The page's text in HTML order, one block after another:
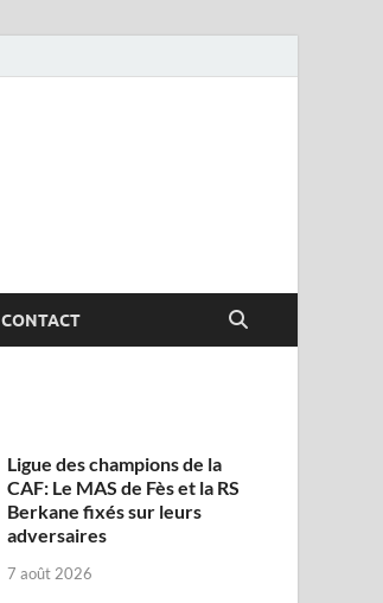
CONTACT
Ligue des champions de la
CAF: Le MAS de Fès et la RS
Berkane fixés sur leurs
adversaires
7 août 2026